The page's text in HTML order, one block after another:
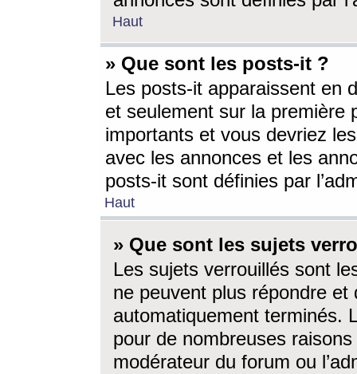
Haut
» Que sont les posts-it ?
Les posts-it apparaissent en
et seulement sur la première
importants et vous devriez
avec les annonces et les
posts-it sont définies par
Haut
» Que sont les sujets
Les sujets verrouillés sont
ne peuvent plus répondre
automatiquement terminés.
pour de nombreuses
modérateur du forum ou